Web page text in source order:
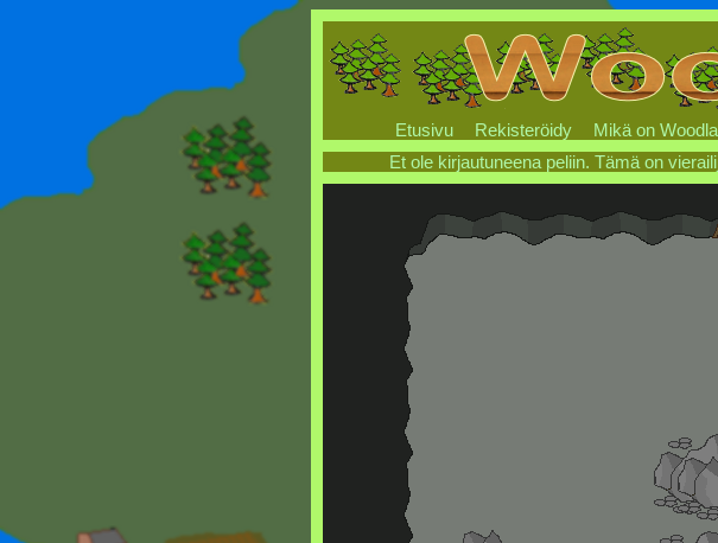
Etusivu Rekisteröidy Mikä on
Et ole kirjautuneena peliin. Tämä on